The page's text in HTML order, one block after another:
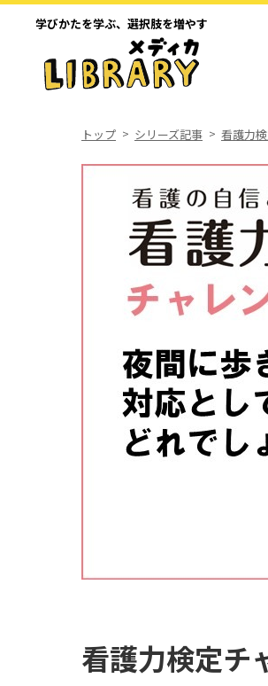
学びかたを学ぶ、 選択肢を増やす
トップ シリーズ記事 看護力
看護力検定チ